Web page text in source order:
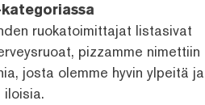
ruokatoimittajat listasivat
pizzamme nimettiin
josta olemme hyvin ylpeitä ja
iloisia.